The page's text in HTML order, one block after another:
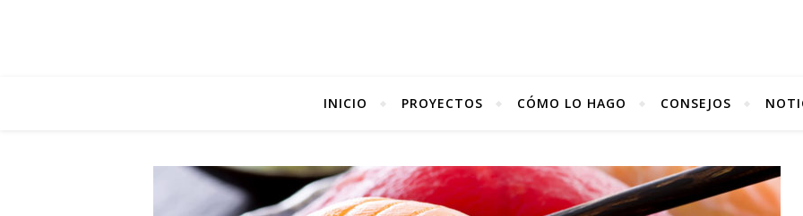
INICIO PROYECTOS CÓMO LO HAGO CONSEJOS